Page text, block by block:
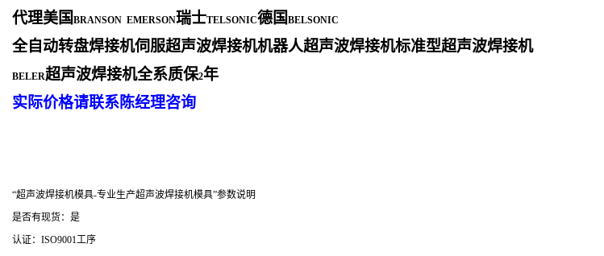
代理美国 BRANSON EMERSON瑞士TELSONIC德国 BELSONIC
全自动转盘焊接机伺服超声波焊接机机器人超声波焊接机标准型超声波焊接机
BELER超声波焊接机全系质保2年
实际价格请联系陈经理咨询
“超声波焊接机模具-专业生产超声波焊接机模具”参数说明
是否有现货：是
认证：ISO9001工序